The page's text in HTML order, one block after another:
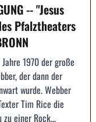
-- "Jesus
Pfalztheaters
1970 der große
der dann der
wurde. Webber
Tim Rice die
einer Rock...